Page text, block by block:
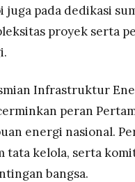
juga pada dedikasi
proyek serta
Infrastruktur
peran
energi nasional.
tata kelola, serta
bangsa.